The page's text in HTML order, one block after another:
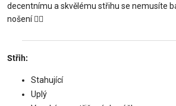
decentnímu a skvělému střihu se nemusíte
nošení 🧘‍♀️
Střih:
Stahující
Uplý